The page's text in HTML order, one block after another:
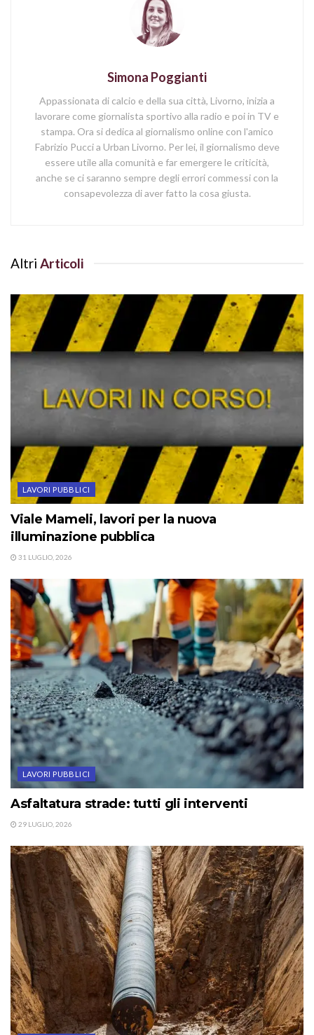
Simona Poggianti
Appassionata di calcio e della sua città, Livorno, inizia a
lavorare come giornalista sportivo alla radio e poi in TV e
stampa. Ora si dedica al giornalismo online con l'amico
Fabrizio Pucci a Urban Livorno. Per lei, il giornalismo deve
essere utile alla comunità e far emergere le criticità,
anche se ci saranno sempre degli errori commessi con la
consapevolezza di aver fatto la cosa giusta.
Altri Articoli
LAVORI PUBBLICI
Viale Mameli, lavori per la nuova
illuminazione pubblica
31 LUGLIO, 2026
LAVORI PUBBLICI
Asfaltatura strade: tutti gli interventi
29 LUGLIO, 2026